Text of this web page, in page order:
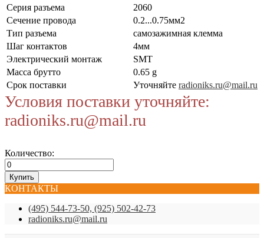
Серия разъема
2060
Сечение провода
0.2...0.75мм2
Тип разъема
самозажимная клемма
Шаг контактов
4мм
Электрический монтаж
SMT
Масса брутто
0.65 g
Срок поставки
Уточняйте radioniks.ru@mail.ru
Условия поставки уточняйте:
radioniks.ru@mail.ru
Количество:
КОНТАКТЫ
(495) 544-73-50, (925) 502-42-73
radioniks.ru@mail.ru